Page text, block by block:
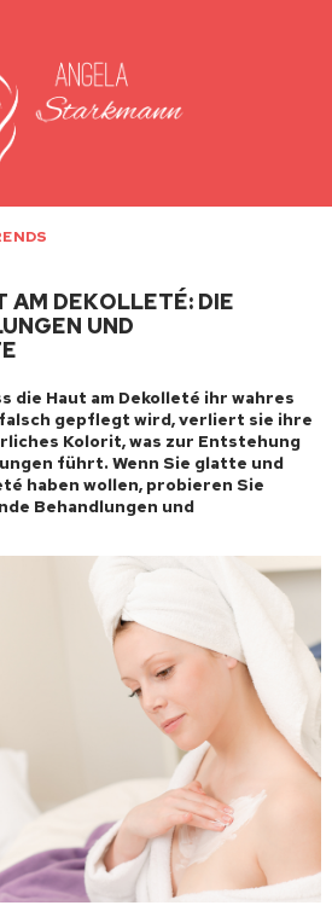
AM DEKOLLETÉ: DIE
UND
die Haut am Dekolleté ihr wahres
gepflegt wird, verliert sie ihre
Kolorit, was zur Entstehung
führt. Wenn Sie glatte und
haben wollen, probieren Sie
Behandlungen und